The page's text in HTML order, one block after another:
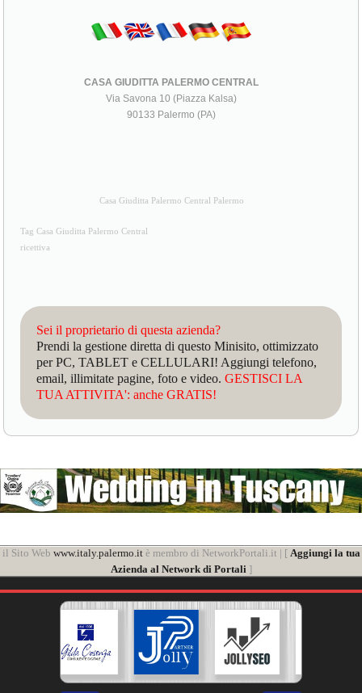
CASA GIUDITTA PALERMO CENTRAL
Via Savona 10 (Piazza Kalsa)
90133 Palermo (PA)
Casa Giuditta Palermo Central Palermo
Tag Casa Giuditta Palermo Central
ricettiva
Sei il proprietario di questa azienda?
Prendi la gestione diretta di questo Minisito, ottimizzato
per PC, TABLET e CELLULARI! Aggiungi telefono,
email, illimitate pagine, foto e video.GESTISCI LA
TUA ATTIVITA': anche GRATIS!
il Sito Web www.italy.palermo.itè membro di NetworkPortali.it | [ Aggiungi la tua
Azienda al Network di Portali]